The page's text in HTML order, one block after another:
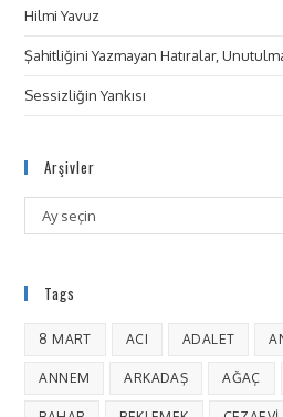
Hilmi Yavuz
Şahitliğini Yazmayan Hatıralar,
Sessizliğin Yankısı
Arşivler
Ay seçin
Tags
8 MART ACI ADALET
ANNEM ARKADAŞ AĞAÇ